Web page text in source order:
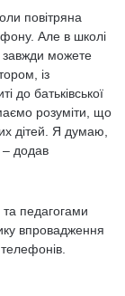
повітряна
Але в школі
завжди можете
із
до батьківської
розуміти, що
дітей. Я думаю,
– додав
та педагогами
впровадження